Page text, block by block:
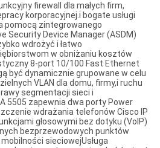
firewall dla małych firm,
korporacyjnej.i bogate usługi
pomocą zintegrowanego
Security Device Manager (ASDM)
wdrożyć i łatwo
w obniżaniu kosztów
8-port 10/100 Fast Ethernet
być dynamicznie grupowane w celu
VLAN dla domu, firmy,i ruchu
segmentacji sieci i
5505 zapewnia dwa porty Power
wdrażania telefonów Cisco IP
głosowymi bez dotyku (VoIP)
bezprzewodowych punktów
sieciowejUsługa